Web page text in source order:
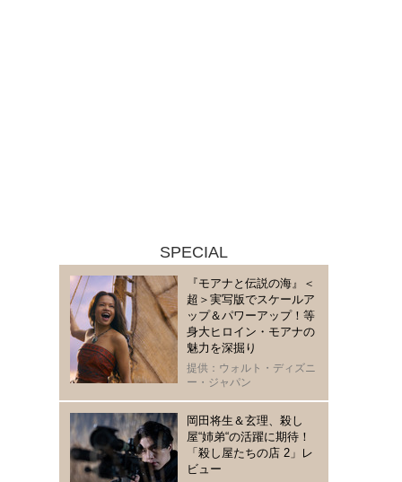
SPECIAL
『モアナと伝説の海』＜
超＞実写版でスケールア
ップ＆パワーアップ！等
身大ヒロイン・モアナの
魅力を深掘り
提供：ウォルト・ディズニ
ー・ジャパン
岡田将生＆玄理、殺し
屋“姉弟“の活躍に期待！
「殺し屋たちの店 2」レ
ビュー